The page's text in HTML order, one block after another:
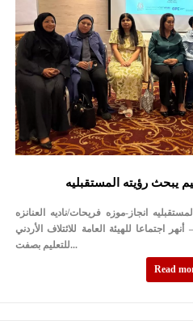
يبحث رؤيته المستقبليه
انجاز-موزه فريحات/ناديه العنانزه
اجتماعا للهيئة العامة للائتلاف الأردني
للتعليم بصفت...
Read